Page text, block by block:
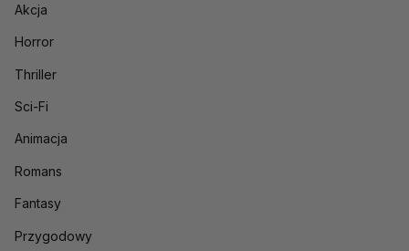
Akcja
Horror
Thriller
Sci-Fi
Animacja
Romans
Fantasy
Przygodowy